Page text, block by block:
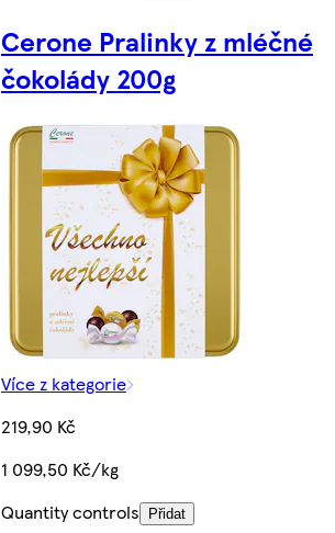
Cerone Pralinky z mléčné
čokolády 200g
Více z kategorie
219,90 Kč
1 099,50 Kč/kg
Quantity controls
Přidat